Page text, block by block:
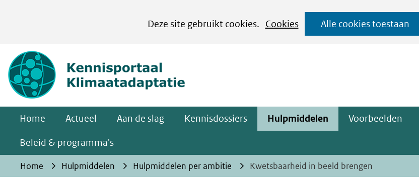
Deze site gebruikt cookies.
Cookies
kan
het
gebruik
van
cookies
deze
website
Alle cookies toestaan
Ga
naar
Home Actueel Aan de slag Kennisdossiers Hulpmiddelen Voorbeelden
Beleid & programma's
Home Hulpmiddelen Hulpmiddelen per ambitie Kwetsbaarheid in beeld brengen